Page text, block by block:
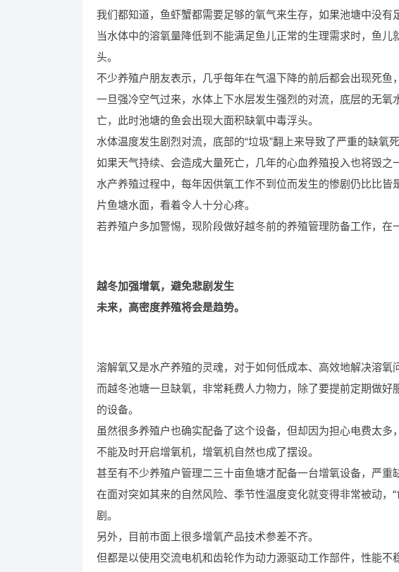
我们都知道，鱼虾蟹都需要足够的氧气来生存，如果池塘中没有
当水体中的溶氧量降低到不能满足鱼儿正常的生理需求时，鱼
头。
不少养殖户朋友表示，几乎每年在气温下降的前后都会出现死鱼
一旦强冷空气过来，水体上下水层发生强烈的对流，底层的无
亡，此时池塘的鱼会出现大面积缺氧中毒浮头。
水体温度发生剧烈对流，底部的“垃圾”翻上来导致了严重的缺氧死
如果天气持续、会造成大量死亡，几年的心血养殖投入也将毁之
水产养殖过程中，每年因供氧工作不到位而发生的惨剧仍比比
片鱼塘水面，看着令人十分心疼。
若养殖户多加警惕，现阶段做好越冬前的养殖管理防备工作，在
越冬加强增氧，避免悲剧发生
未来，高密度养殖将会是趋势。
溶解氧又是水产养殖的灵魂，对于如何低成本、高效地解决溶氧
而越冬池塘一旦缺氧，非常耗费人力物力，除了要提前定期做
的设备。
虽然很多养殖户也确实配备了这个设备，但却因为担心电费太
不能及时开启增氧机，增氧机自然也成了摆设。
甚至有不少养殖户管理二三十亩鱼塘才配备一台增氧设备，严重
在面对突如其来的自然风险、季节性温度变化就变得非常被动，
剧。
另外，目前市面上很多增氧产品技术参差不齐。
但都是以使用交流电机和齿轮作为动力源驱动工作部件，性能